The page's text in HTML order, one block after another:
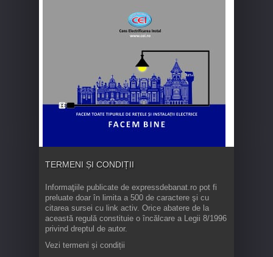
TERMENI ȘI CONDIȚII
Informaţiile publicate de expressdebanat.ro pot fi
preluate doar în limita a 500 de caractere şi cu
citarea sursei cu link activ. Orice abatere de la
această regulă constituie o încălcare a Legii 8/1996
privind dreptul de autor.
Vezi termeni și condiții